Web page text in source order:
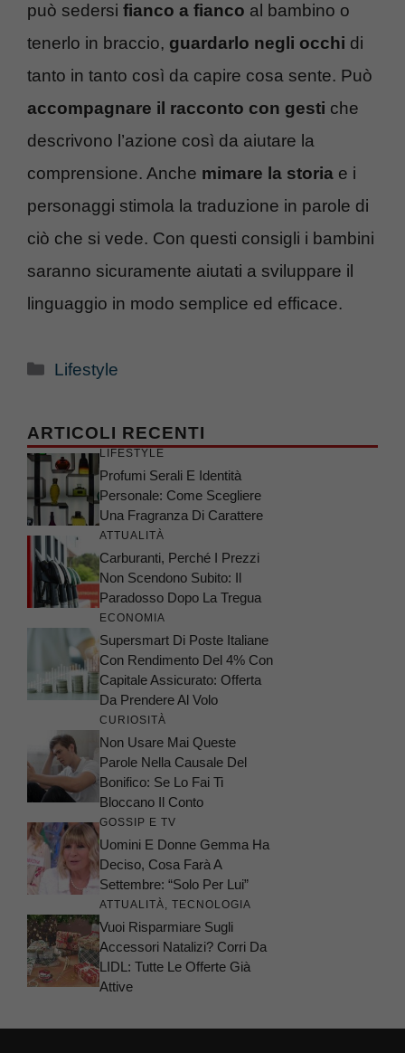
può sedersi fianco a fianco al bambino o
tenerlo in braccio, guardarlo negli occhi di
tanto in tanto così da capire cosa sente. Può
accompagnare il racconto con gesti che
descrivono l’azione così da aiutare la
comprensione. Anche mimare la storia e i
personaggi stimola la traduzione in parole di
ciò che si vede. Con questi consigli i bambini
saranno sicuramente aiutati a sviluppare il
linguaggio in modo semplice ed efficace.
Categorie
Lifestyle
ARTICOLI RECENTI
LIFESTYLE
Profumi Serali E Identità
Personale: Come Scegliere
Una Fragranza Di Carattere
ATTUALITÀ
Carburanti, Perché I Prezzi
Non Scendono Subito: Il
Paradosso Dopo La Tregua
ECONOMIA
Supersmart Di Poste Italiane
Con Rendimento Del 4% Con
Capitale Assicurato: Offerta
Da Prendere Al Volo
CURIOSITÀ
Non Usare Mai Queste
Parole Nella Causale Del
Bonifico: Se Lo Fai Ti
Bloccano Il Conto
GOSSIP E TV
Uomini E Donne Gemma Ha
Deciso, Cosa Farà A
Settembre: “Solo Per Lui”
ATTUALITÀ, TECNOLOGIA
Vuoi Risparmiare Sugli
Accessori Natalizi? Corri Da
LIDL: Tutte Le Offerte Già
Attive